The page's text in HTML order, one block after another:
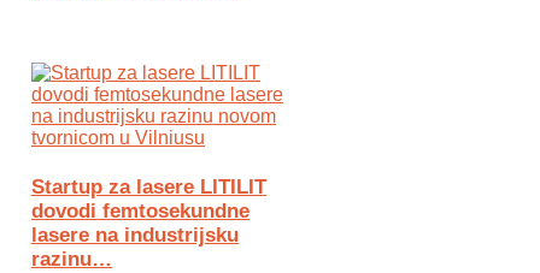
Startup za lasere LITILIT
dovodi femtosekundne
lasere na industrijsku
razinu…